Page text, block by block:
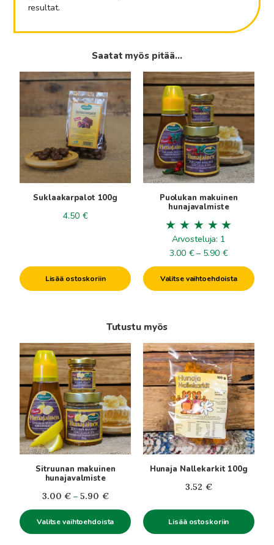
resultat.
Saatat myös pitää...
Suklaakarpalot 100g
4.50 €
Lisää ostoskoriin
Puolukan makuinen
hunajavalmiste
Arvosteluja: 1
3.00 € – 5.90 €
3.00€
-
5.90€
Valitse vaihtoehdoista
Tällä
tuotteella
useampi
muunnelma.
Voit
tehdä
valinnat
sivulla.
Tutustu myös
Sitruunan makuinen
hunajavalmiste
3.00 € – 5.90 €Hintaluokka:
3.00€
-
5.90€
Valitse vaihtoehdoista
Tällä
tuotteella
on
useampi
muunnelma.
Voit
tehdä
valinnat
Hunaja Nallekarkit 100g
3.52 €
Lisää ostoskoriin